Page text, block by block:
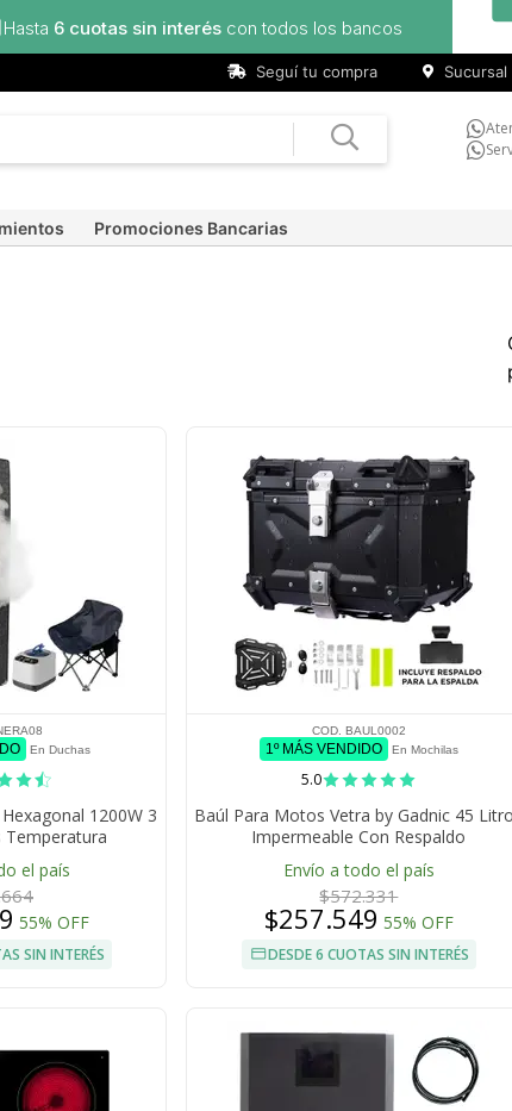
bancos
Seguí tu compra Sucursal
Promociones Bancarias
En Duchas
1200W 3
Temperatura
220V Con Silla
Remoto
el país
55% OFF
SIN INTERÉS
COD. BAUL0002
1º MÁS VENDIDO En Mochilas
5.0
Baúl Para Motos Vetra by Gadnic 45
Impermeable Con Respaldo
Envío a todo el país
$572.331
$257.549 55% OFF
DESDE 6 CUOTAS SIN INTERÉS